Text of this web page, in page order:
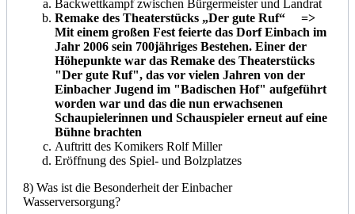
Backwettkampf zwischen Bürgermeister und Landrat
Remake des Theaterstücks „Der gute Ruf“ =>
Mit einem großen Fest feierte das Dorf Einbach im
Jahr 2006 sein 700jähriges Bestehen. Einer der
Höhepunkte war das Remake des Theaterstücks
"Der gute Ruf", das vor vielen Jahren von der
Einbacher Jugend im "Badischen Hof" aufgeführt
worden war und das die nun erwachsenen
Schaupielerinnen und Schauspieler erneut auf eine
Bühne brachten
Auftritt des Komikers Rolf Miller
Eröffnung des Spiel- und Bolzplatzes
8) Was ist die Besonderheit der Einbacher
Wasserversorgung?